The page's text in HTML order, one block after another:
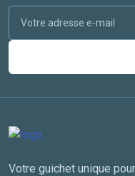
Votre guichet unique